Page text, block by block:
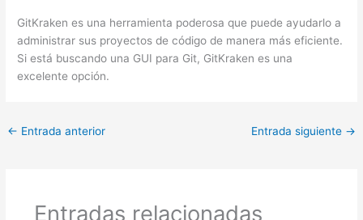
GitKraken es una herramienta poderosa que puede ayudarlo a
administrar sus proyectos de código de manera más eficiente.
Si está buscando una GUI para Git, GitKraken es una
excelente opción.
← Entrada anterior Entrada siguiente →
Entradas relacionadas